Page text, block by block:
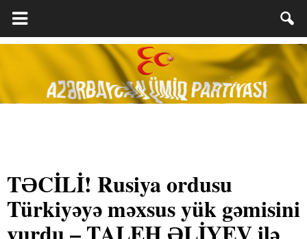
TƏCİLİ! Rusiya ordusu
Türkiyəyə məxsus yük gəmisini